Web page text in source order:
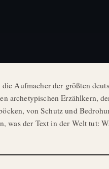
Aufmacher der größten
archetypischen Erzählkern,
von Schutz und
was der Text in der Welt tut: